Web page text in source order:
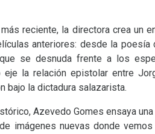
reciente, la directora crea un
anteriores: desde la
se desnuda frente a los
eje la relación epistolar entre
bajo la dictadura salazarista.
Azevedo Gomes ensaya una
imágenes nuevas donde